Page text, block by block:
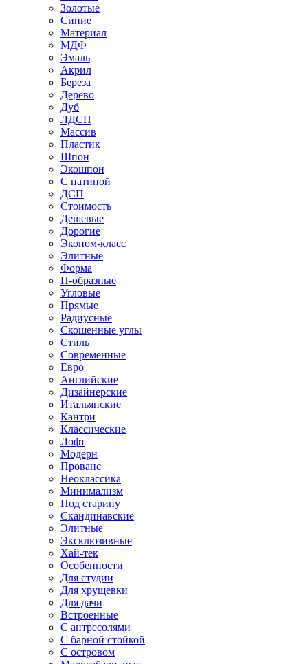
Золотые
Синие
Материал
МДФ
Эмаль
Акрил
Береза
Дерево
Дуб
ЛДСП
Массив
Пластик
Шпон
Экошпон
С патиной
ДСП
Стоимость
Дешевые
Дорогие
Эконом-класс
Элитные
Форма
П-образные
Угловые
Прямые
Радиусные
Скошенные углы
Стиль
Современные
Евро
Английские
Дизайнерские
Итальянские
Кантри
Классические
Лофт
Модерн
Прованс
Неоклассика
Минимализм
Под старину
Скандинавские
Элитные
Эксклюзивные
Хай-тек
Особенности
Для студии
Для хрущевки
Для дачи
Встроенные
С антресолями
С барной стойкой
С островом